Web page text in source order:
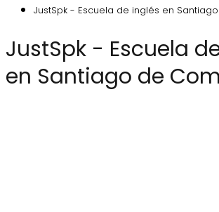
JustSpk - Escuela de inglés en
JustSpk - Escuela de inglés
en Santiago de